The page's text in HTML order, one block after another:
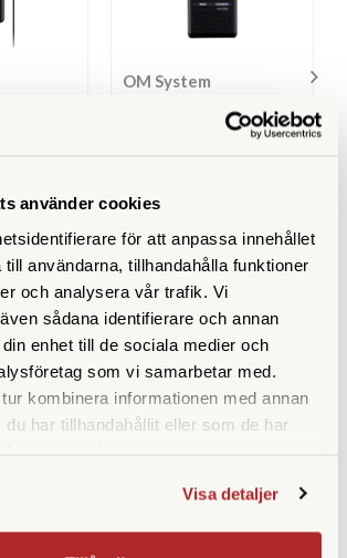
använder cookies
för att anpassa innehållet
användarna, tillhandahålla funktioner
och analysera vår trafik. Vi
sådana identifierare och annan
enhet till de sociala medier och
som vi samarbetar med.
kombinera informationen med annan
du har tillhandahållit eller som de har
Visa detaljer
OM System
OM System WS-883 (8GB)
990 SEK
ÄVEN